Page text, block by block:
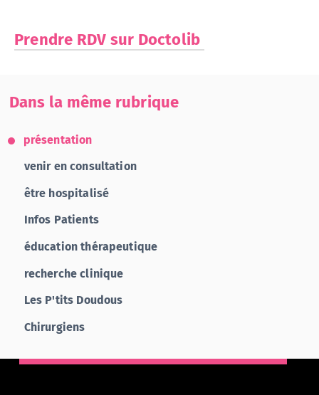
Prendre RDV sur Doctolib
Dans la même rubrique
présentation
venir en consultation
être hospitalisé
Infos Patients
éducation thérapeutique
recherche clinique
Les P'tits Doudous
Chirurgiens